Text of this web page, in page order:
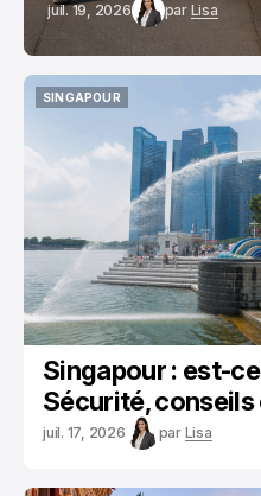
juil. 19, 2026 par Lisa
SINGAPOUR
Singapour : est-
Sécurité,
juil. 17, 2026 par Lisa